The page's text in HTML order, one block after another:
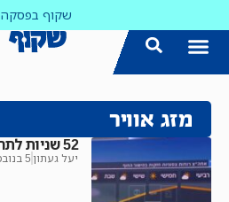
שקוף בפסקה
מזג אוויר
52 שניות לתחזית, אפס שניות לאמת
יעל געתון 5 בנובמבר 2025